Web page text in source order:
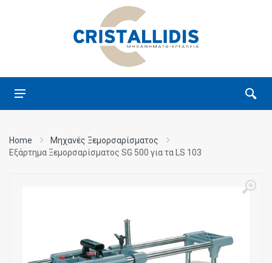
Home
Μηχανές Ξεμορσαρίσματος
Εξάρτημα Ξεμορσαρίσματος SG 500 για τα LS 103